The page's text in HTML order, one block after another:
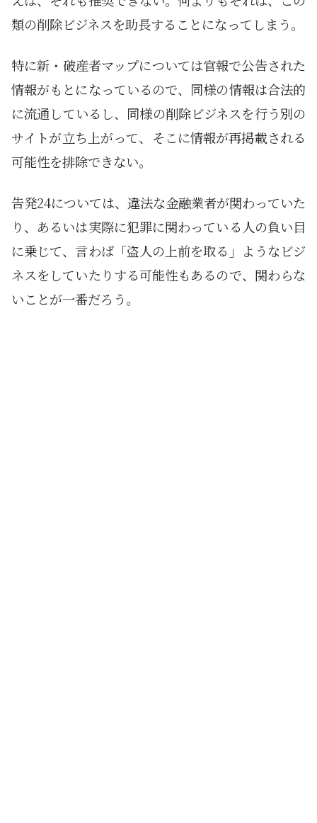
類の削除ビジネスを助長することになってしまう。
特に新・破産者マップについては官報で公告された
情報がもとになっているので、同様の情報は合法的
に流通しているし、同様の削除ビジネスを行う別の
サイトが立ち上がって、そこに情報が再掲載される
可能性を排除できない。
告発24については、違法な金融業者が関わっていた
り、あるいは実際に犯罪に関わっている人の負い目
に乗じて、言わば「盗人の上前を取る」ようなビジ
ネスをしていたりする可能性もあるので、関わらな
いことが一番だろう。